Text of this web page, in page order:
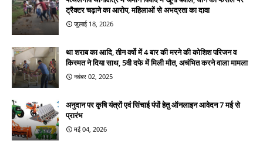
ट्रैक्टर चढ़ाने का आरोप, महिलाओं से अभद्रता का दावा
जुलाई 18, 2026
था शराब का आदि, तीन वर्षो में 4 बार की मरने की कोशिश परिजन व
किस्मत ने दिया साथ, 5वी दफे में मिली मौत, अचंभित करने वाला मामला
नवंबर 02, 2025
अनुदान पर कृषि यंत्रों एवं सिंचाई पंपों हेतु ऑनलाइन आवेदन 7 मई से
प्रारंभ
मई 04, 2026